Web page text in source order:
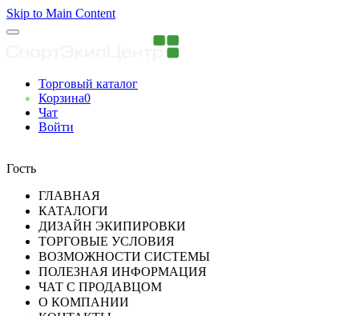
Skip to Main Content
Торговый каталог
Корзина0
Чат
Войти
Гость
ГЛАВНАЯ
КАТАЛОГИ
ДИЗАЙН ЭКИПИРОВКИ
ТОРГОВЫЕ УСЛОВИЯ
ВОЗМОЖНОСТИ СИСТЕМЫ
ПОЛЕЗНАЯ ИНФОРМАЦИЯ
ЧАТ С ПРОДАВЦОМ
О КОМПАНИИ